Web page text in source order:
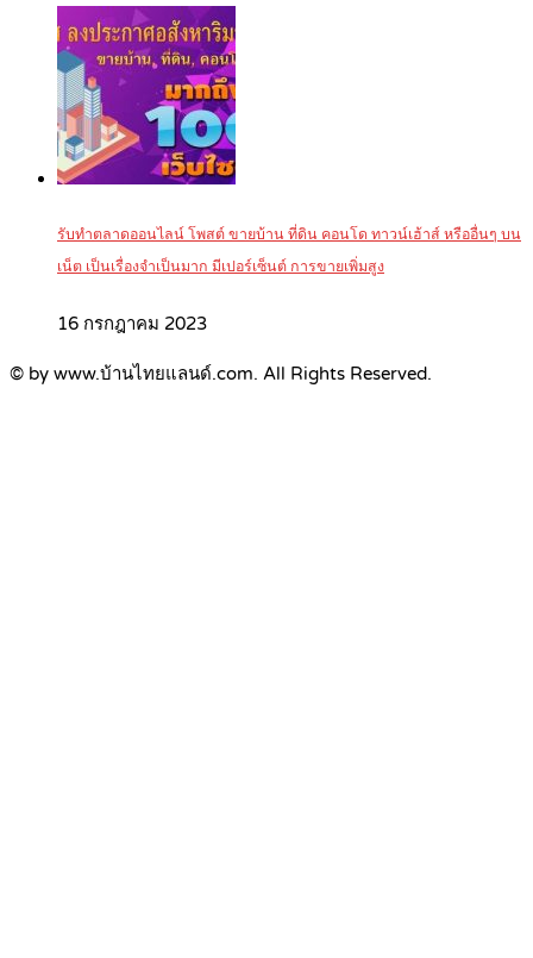
รับทำตลาดออนไลน์ โพสต์ ขายบ้าน ที่ดิน คอนโด ทาวน์เฮ้าส์ หรืออื่นๆ บน
เน็ต เป็นเรื่องจำเป็นมาก มีเปอร์เซ็นต์ การขายเพิ่มสูง
16 กรกฎาคม 2023
© by www.บ้านไทยแลนด์.com. All Rights Reserved.